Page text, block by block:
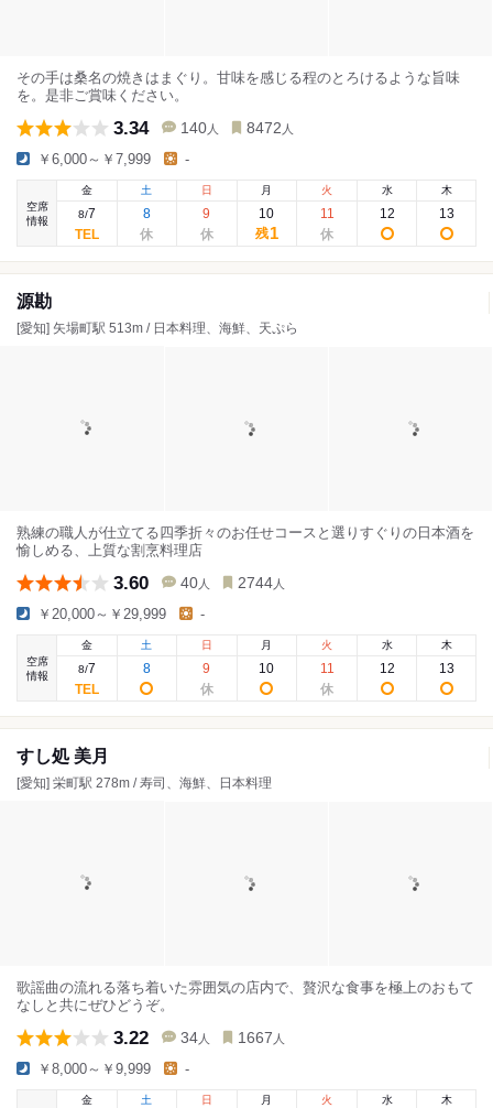
その手は桑名の焼きはまぐり。甘味を感じる程のとろけるような旨味
を。是非ご賞味ください。
3.34 140 人 8472 人
￥6,000～￥7,999 -
空席
情報
金
8/7
土
8
日
9
月
10
残1
火
11
水
12
木
13
源勘
[愛知] 矢場町駅 513m / 日本料理、海鮮、天ぷら
熟練の職人が仕立てる四季折々のお任せコースと選りすぐりの日本酒を
愉しめる、上質な割烹料理店
3.60 40 人 2744 人
￥20,000～￥29,999 -
空席
情報
金
8/7
土
8
日
9
月
10
火
11
水
12
木
13
すし処 美月
[愛知] 栄町駅 278m / 寿司、海鮮、日本料理
歌謡曲の流れる落ち着いた雰囲気の店内で、贅沢な食事を極上のおもて
なしと共にぜひどうぞ。
3.22 34 人 1667 人
￥8,000～￥9,999 -
金
土 日 月 火 水 木